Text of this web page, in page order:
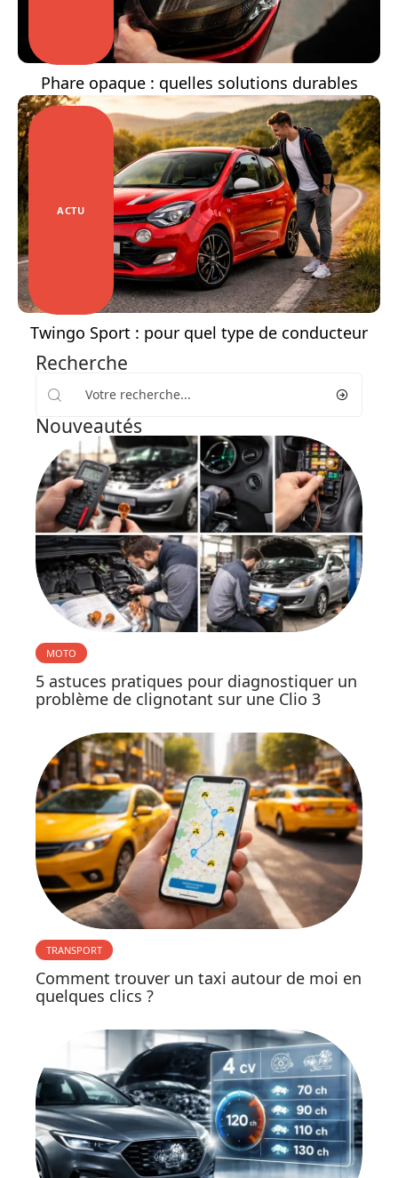
Phare opaque : quelles solutions durables
ACTU
Twingo Sport : pour quel type de conducteur
Recherche
Nouveautés
MOTO
5 astuces pratiques pour diagnostiquer un
problème de clignotant sur une Clio 3
TRANSPORT
Comment trouver un taxi autour de moi en
quelques clics ?